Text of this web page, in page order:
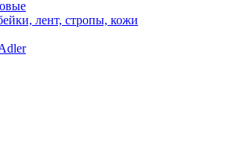
лент, стропы, кожи